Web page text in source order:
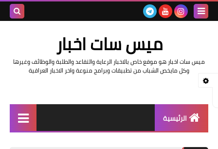
ميس سات اخبار
ميس سات اخبار هو موقع خاص بالاخبار الرعاية والتقاعد والطلبة والوظائف وغيرها
وكل مايخص الشباب من تطبيقات وبرامج منوعة واخر الاخبار العراقية
الرئيسية